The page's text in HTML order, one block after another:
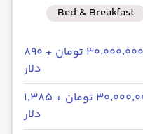
Bed & Breakfast
۳۰٬۰۰۰٬۰۰۰ تومان + ۸۹۰
دلار
۳۰٬۰۰۰٬۰۰۰ تومان + ۱٬۳۸۵
دلار